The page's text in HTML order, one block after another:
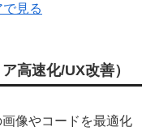
見る
高速化/UX改善）
像やコードを最適化